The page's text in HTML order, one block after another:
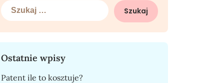
Szukaj:
Ostatnie wpisy
Patent ile to kosztuje?